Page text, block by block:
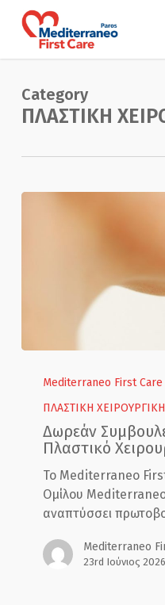
Category
ΠΛΑΣΤΙΚΗ
Συμβουλευτική
Πλαστικό
Χειρουργό
στην
Πάρο
Mediterraneo First Care
ΠΛΑΣΤΙΚΗ ΧΕΙΡΟΥΡΓΙΚΗ
Δωρεάν
Πλαστικό
Το Mediterraneo
Ομίλου
αναπτύσσει
Mediterraneo
23rd Ιούνιος 2026